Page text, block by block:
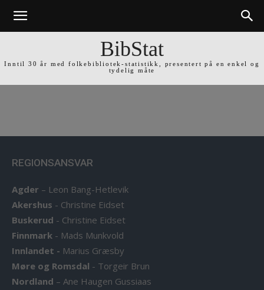
BibStat
Inntil 30 år med folkebibliotek-statistikk, presentert på en enkel og
tydelig måte
REGIONSANSVAR
Agder – Leon Bang-Hetlevik
Akershus - Christine Eidset
Buskerud - Christine Eidset
Finnmark - Mads Munkvold
Innlandet - Marius Græsby
Møre og Romsdal - Torgeir Brun
Nordland – Ane Haugen Gussiaas